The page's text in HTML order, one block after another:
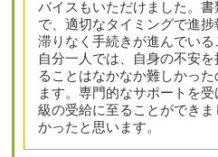
バイスもいただけました。書
で、適切なタイミングで進
滞りなく手続きが進んでいる
自分一人では、自身の不安
ることはなかなか難しかった
ます。専門的なサポートを
級の受給に至ることができ
かったと思います。